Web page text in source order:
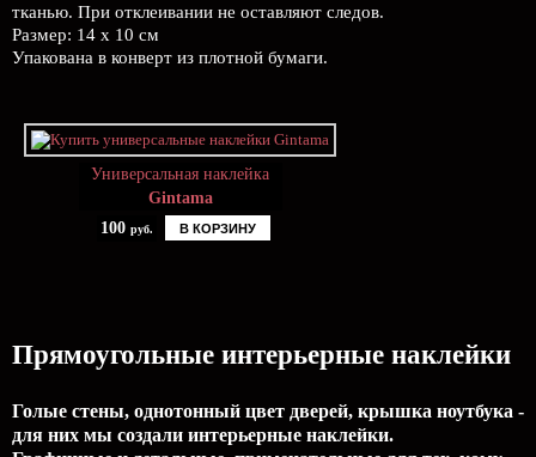
тканью. При отклеивании не оставляют следов.
Размер: 14 х 10 см
Упакована в конверт из плотной бумаги.
Универсальная наклейка
Gintama
100 руб. В КОРЗИНУ
Прямоугольные интерьерные наклейки
Голые стены, однотонный цвет дверей, крышка ноутбука -
для них мы создали интерьерные наклейки.